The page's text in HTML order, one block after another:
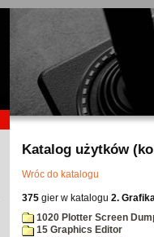
Katalog użytków
Wróc do katalogu
375 gier w katalogu 2.
1020 Plotter Screen
15 Graphics Editor